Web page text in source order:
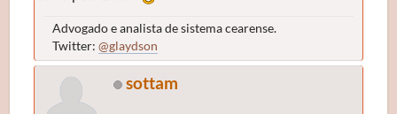
Advogado e analista de sistema cearense.
Twitter:@glaydson
sottam